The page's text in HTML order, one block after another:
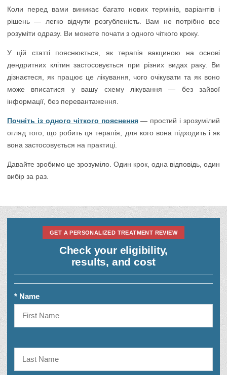
Коли перед вами виникає багато нових термінів, варіантів і
рішень — легко відчути розгубленість. Вам не потрібно все
розуміти одразу. Ви можете почати з одного чіткого кроку.
У цій статті пояснюється, як терапія вакциною на основі
дендритних клітин застосовується при різних видах раку. Ви
дізнаєтеся, як працює це лікування, чого очікувати та як воно
може вписатися у вашу схему лікування — без зайвої
інформації, без перевантаження.
Почніть із одного чіткого пояснення— простий і зрозумілий
огляд того, що робить ця терапія, для кого вона підходить і як
вона застосовується на практиці.
Давайте зробимо це зрозуміло. Один крок, одна відповідь, один
вибір за раз.
GET A PERSONALIZED TREATMENT REVIEW
Check your eligibility,
results, and cost
* Name